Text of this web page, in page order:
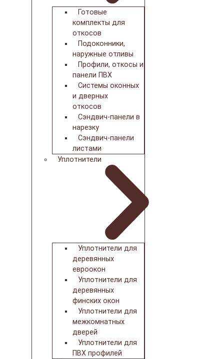
Готовые
комплекты для
откосов
Подоконники,
наружные отливы
Профили, откосы и
панели ПВХ
Системы оконных
и дверных
откосов
Сэндвич-панели в
нарезку
Сэндвич-панели
листами
Уплотнители
Уплотнители для
деревянных
евроокон
Уплотнители для
деревянных
финских окон
Уплотнители для
межкомнатных
дверей
Уплотнители для
ПВХ профилей